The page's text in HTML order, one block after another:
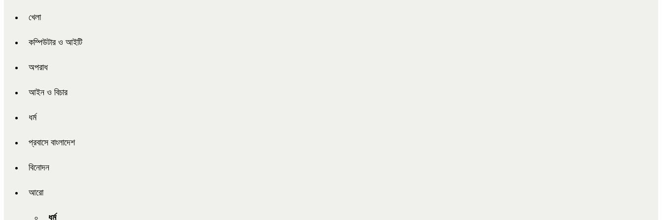
খেলা
কম্পিউটার ও আইটি
অপরাধ
আইন ও বিচার
ধর্ম
প্রবাসে বাংলাদেশ
বিনোদন
আরো
ধর্ম